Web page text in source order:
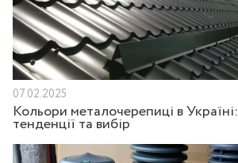
07.02.2025
Кольори металочерепиці в Україні:
тенденції та вибір